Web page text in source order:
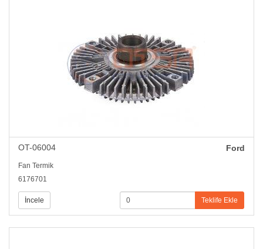
OT-06004 Ford
Fan Termik
6176701
İncele Teklife Ekle